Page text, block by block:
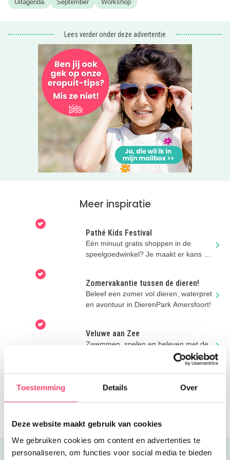
Toestemming Details Over
Deze website maakt gebruik van cookies
We gebruiken cookies om content en advertenties te
personaliseren, om functies voor social media te bieden
Uitagenda September Workshop
Lees verder onder deze advertentie
Meer inspiratie
Pathé Kids Festival
Eén minuut gratis shoppen in de
speelgoedwinkel? Je maakt er kans op
Zomervakantie tussen de dieren!
Beleef een zomer vol dieren, waterpret
en avontuur in DierenPark Amersfoort!
Veluwe aan Zee
Zwemmen, spelen en beleven met de
hele familie op de Speelstranden
Zwemmen in de vakantie
dat kan natuurlijk bij R&A Sports &